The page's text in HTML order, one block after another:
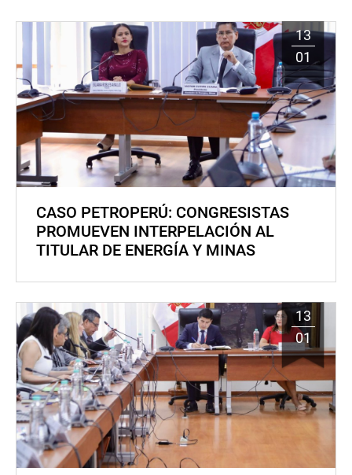
13
01
CASO PETROPERÚ: CONGRESISTAS
PROMUEVEN INTERPELACIÓN AL
TITULAR DE ENERGÍA Y MINAS
13
01